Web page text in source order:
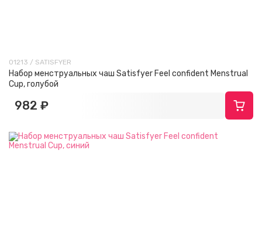
01213 / SATISFYER
Набор менструальных чаш Satisfyer Feel confident Menstrual
Cup, голубой
982 ₽